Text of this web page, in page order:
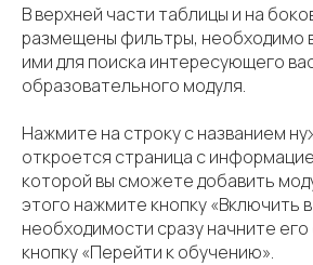
В верхней части таблицы и на
размещены фильтры, необходимо
ими для поиска интересующего
образовательного модуля.
Нажмите на строку с названием
откроется страница с
которой вы сможете добавить
этого нажмите кнопку «Включить
необходимости сразу начните
кнопку «Перейти к обучению».